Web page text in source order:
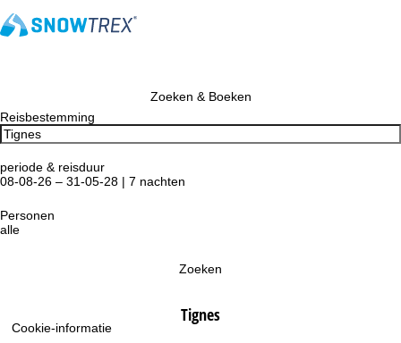
Cookie-informatie
Zoeken & Boeken
Reisbestemming
periode & reisduur
08-08-26 – 31-05-28 | 7 nachten
Personen
alle
Zoeken
Tignes